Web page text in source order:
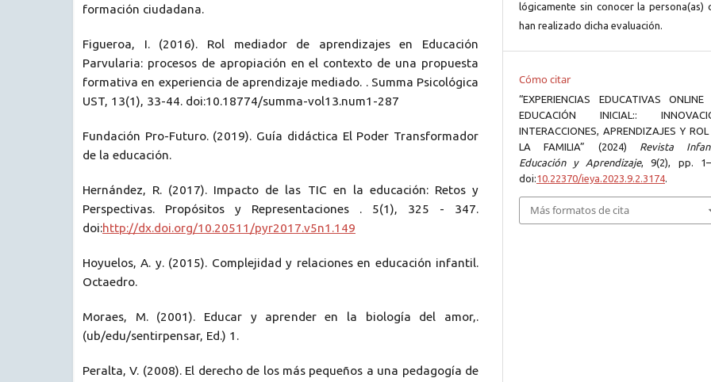
formación ciudadana.
Figueroa, I. (2016). Rol mediador de aprendizajes en Educación
Parvularia: procesos de apropiación en el contexto de una propuesta
formativa en experiencia de aprendizaje mediado. . Summa Psicológica
UST, 13(1), 33-44. doi:10.18774/summa-vol13.num1-287
Fundación Pro-Futuro. (2019). Guía didáctica El Poder Transformador
de la educación.
Hernández, R. (2017). Impacto de las TIC en la educación: Retos y
Perspectivas. Propósitos y Representaciones . 5(1), 325 - 347.
doi:http://dx.doi.org/10.20511/pyr2017.v5n1.149
Hoyuelos, A. y. (2015). Complejidad y relaciones en educación infantil.
Octaedro.
Moraes, M. (2001). Educar y aprender en la biología del amor,.
(ub/edu/sentirpensar, Ed.) 1.
Peralta, V. (2008). El derecho de los más pequeños a una pedagogía de
lógicamente sin conocer la persona(as)
han realizado dicha evaluación.
Cómo citar
“EXPERIENCIAS EDUCATIVAS ONLINE
EDUCACIÓN INICIAL::
INTERACCIONES, APRENDIZAJES Y ROL
LA FAMILIA” (2024) Revista
Educación y Aprendizaje, 9(2), pp.
doi:10.22370/ieya.2023.9.2.3174.
Más formatos de cita